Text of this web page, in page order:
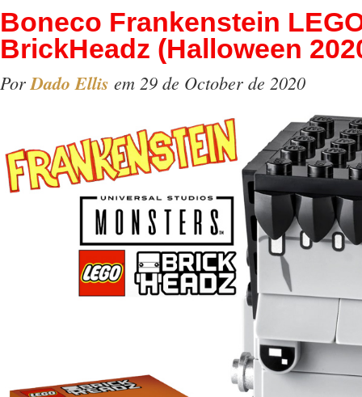
Boneco Frankenstein
BrickHeadz (Halloween
PorDado Ellis em 29 de October de 2020